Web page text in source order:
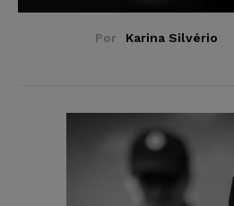
Por Karina Silvério